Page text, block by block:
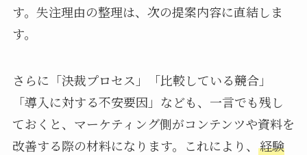
す。失注理由の整理は、次の提案内容に直結しま
す。
さらに「決裁プロセス」「比較している競合」
「導入に対する不安要因」なども、一言でも残し
ておくと、マーケティング側がコンテンツや資料を
改善する際の材料になります。これにより、 経験